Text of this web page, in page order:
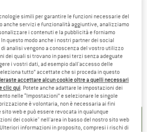
spedizione(IT)Italia. Informazioni sui
esauritoIl link si apre in una casella
ATTIVA LA NOTIFICA
simili per garantire le funzioni necessarie del
anche servizi e funzionalità aggiuntive, analizziamo
i contenuti e la pubblicità e forniamo
questo modo anche i nostri partner dei social
analisi vengono a conoscenza del vostro utilizzo
dei quali si trovano in paesi terzi senza adeguate
i vostri dati, ad esempio dall'accesso delle
tutto” accettate che si proceda in questo
accettare alcun cookie oltre a quelli necessari
clic qui. Potete anche adattare le impostazioni dei
nelle “Impostazioni” e selezionare le singole
è volontaria, non è necessaria ai fini
web e può essere revocata in qualunque
dei cookie" nell'area in basso del nostro sito web
informazioni in proposito, compresi i rischi di